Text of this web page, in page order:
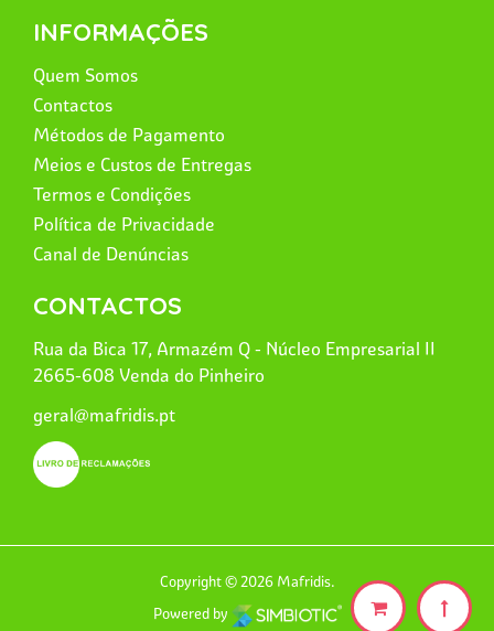
INFORMAÇÕES
Quem Somos
Contactos
Métodos de Pagamento
Meios e Custos de Entregas
Termos e Condições
Política de Privacidade
Canal de Denúncias
CONTACTOS
Rua da Bica 17, Armazém Q - Núcleo Empresarial II
2665-608 Venda do Pinheiro
geral@mafridis.pt
Copyright © 2026 Mafridis.
Powered by